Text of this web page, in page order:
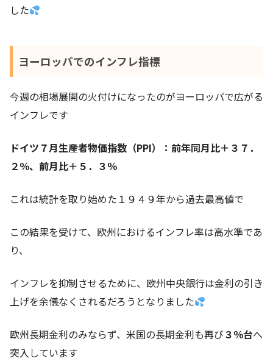
した
ヨーロッパでのインフレ指標
今週の相場展開の火付けになったのがヨーロッパで広がる
インフレです
ドイツ７月生産者物価指数（PPI）：前年同月比＋３７．
２％、前月比＋５．３％
これは統計を取り始めた１９４９年から過去最高値で
この結果を受けて、欧州におけるインフレ率は高水準であ
り、
インフレを抑制させるために、欧州中央銀行は金利の引き
上げを余儀なくされるだろうとなりました
欧州長期金利のみならず、米国の長期金利も再び３％台へ
突入しています